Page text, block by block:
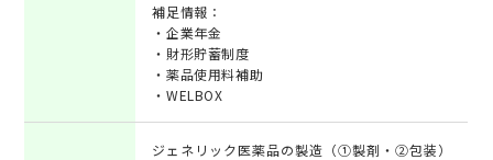
補足情報：
・企業年金
・財形貯蓄制度
・薬品使用料補助
・WELBOX
ジェネリック医薬品の製造（①製剤・②包装）